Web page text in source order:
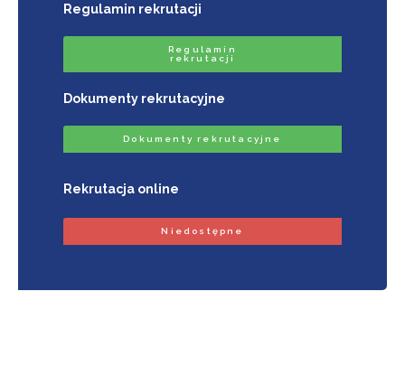
Regulamin rekrutacji
Regulamin
rekrutacji
Dokumenty rekrutacyjne
Dokumenty rekrutacyjne
Rekrutacja online
Niedostępne